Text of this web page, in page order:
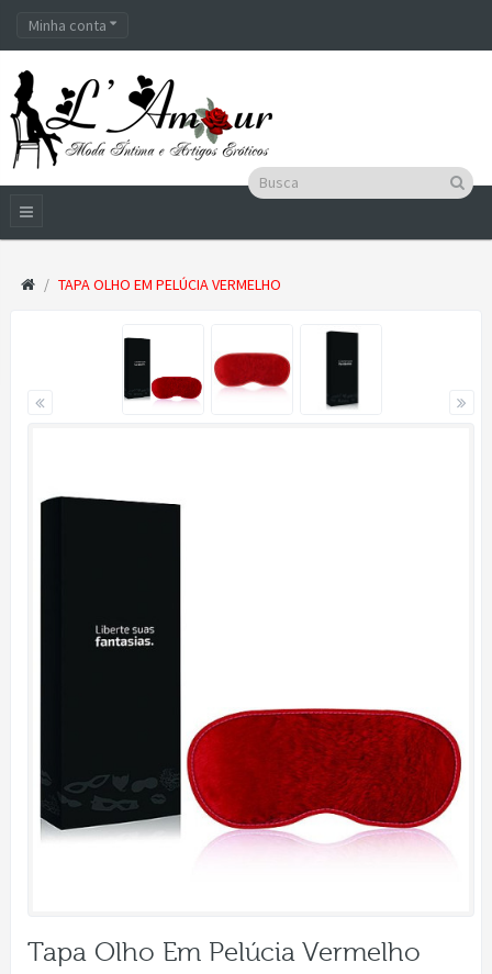
Minha conta
TAPA OLHO EM PELÚCIA VERMELHO
Tapa Olho Em Pelúcia Vermelho